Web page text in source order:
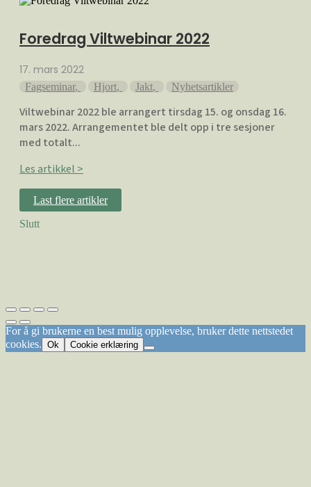
Foredrag Viltwebinar 2022
17. mars 2022
Fagseminar, Hjort, Jakt, Nyhetsartikler
Viltwebinar 2022 ble arrangert tirsdag 15. og onsdag 16.
mars 2022. Arrangementet ble delt opp i tre sesjoner
med totalt...
Les artikkel >
Last flere artikler
Slutt
For å gi brukerne en best mulig opplevelse, bruker dette nettstedet
cookies. Ok Cookie erklæring